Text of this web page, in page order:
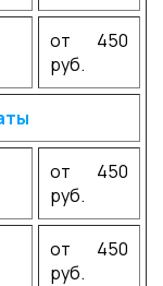
от 450
руб.
от 450
руб.
от 450
руб.